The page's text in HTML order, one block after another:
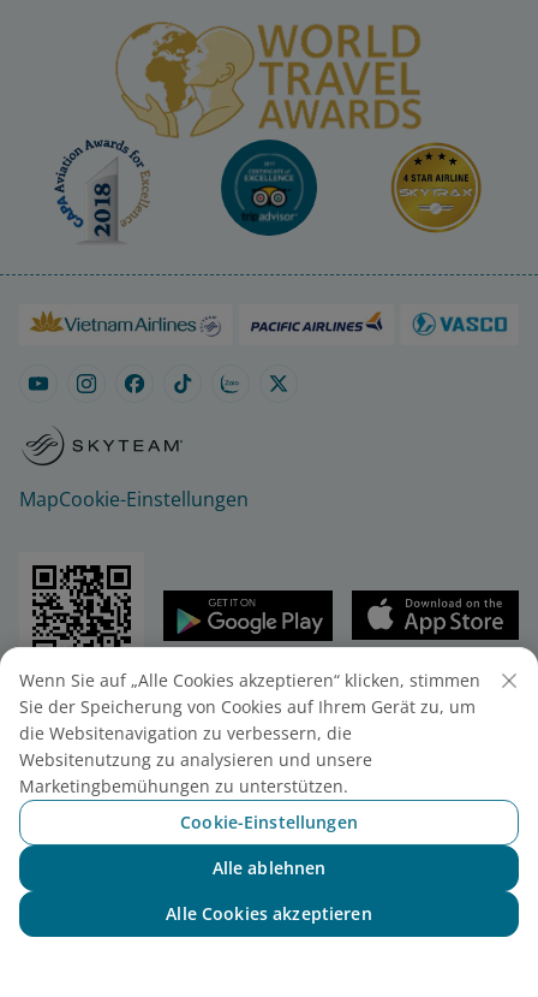
MapCookie-Einstellungen
© 2025 Vietnam Airlines JSC
Vietnam Airlines JSC - 200 Nguyen Son Str.,
Stadtteil Bo De, Stadt Hanoi, Vietnam
Telefon: (+84-24) 38272289. Fax: (+84-24) 38722375.
Unternehmenseintragungsnummer.: 0100107518,
10. Registrierung vom 24/07/2025.
Wenn Sie auf „Alle Cookies akzeptieren“ klicken, stimmen
Sie der Speicherung von Cookies auf Ihrem Gerät zu, um
die Websitenavigation zu verbessern, die
Websitenutzung zu analysieren und unsere
Marketingbemühungen zu unterstützen.
Cookie-Einstellungen
Alle ablehnen
Alle Cookies akzeptieren